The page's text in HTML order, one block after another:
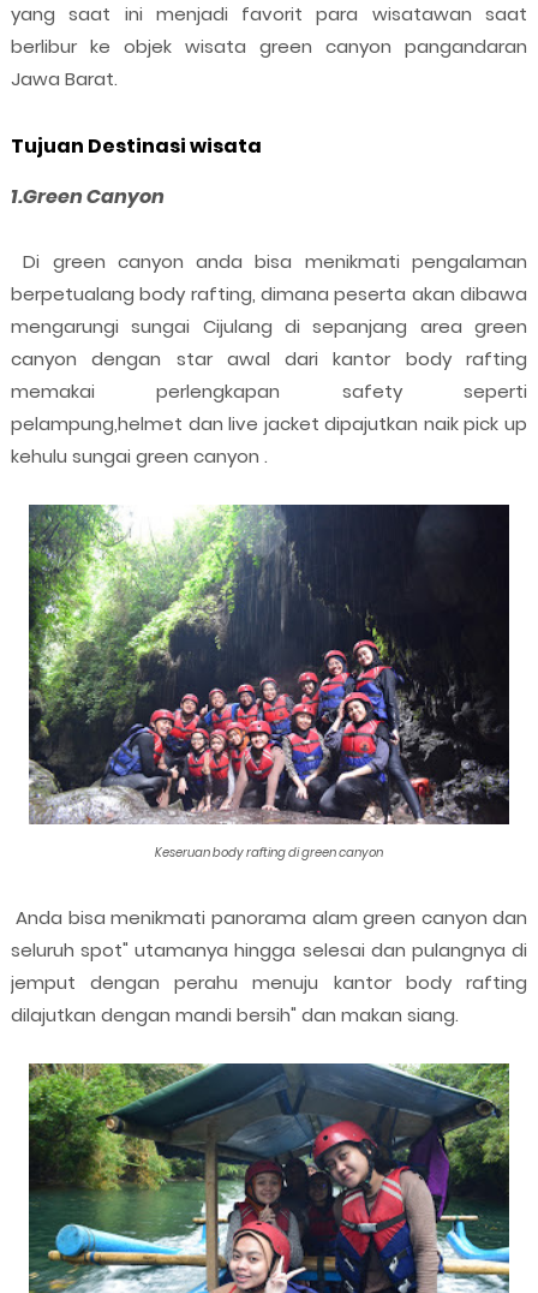
yang saat ini menjadi favorit para wisatawan saat
berlibur ke objek wisata green canyon pangandaran
Jawa Barat.
Tujuan Destinasi wisata
1.Green Canyon
Di green canyon anda bisa menikmati pengalaman
berpetualang body rafting, dimana peserta akan dibawa
mengarungi sungai Cijulang di sepanjang area green
canyon dengan star awal dari kantor body rafting
memakai perlengkapan safety seperti
pelampung,helmet dan live jacket dipajutkan naik pick up
kehulu sungai green canyon .
Keseruan body rafting di green canyon
Anda bisa menikmati panorama alam green canyon dan
seluruh spot" utamanya hingga selesai dan pulangnya di
jemput dengan perahu menuju kantor body rafting
dilajutkan dengan mandi bersih" dan makan siang.